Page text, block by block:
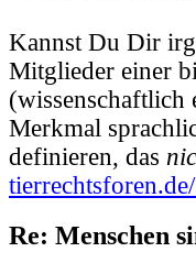
Kannst Du Dir
Mitglieder einer
(wissenschaftlich
Merkmal
definieren, das
Re: Menschen